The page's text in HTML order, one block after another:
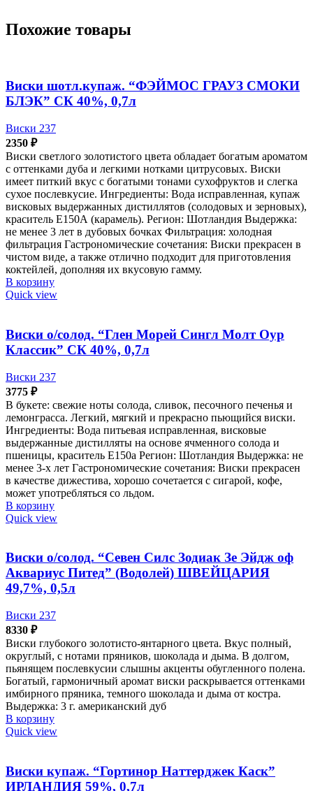
Похожие товары
Виски шотл.купаж. “ФЭЙМОС ГРАУЗ СМОКИ
БЛЭК” СК 40%, 0,7л
Виски 237
2350 ₽
Виски светлого золотистого цвета обладает богатым ароматом
с оттенками дуба и легкими нотками цитрусовых. Виски
имеет питкий вкус с богатыми тонами сухофруктов и слегка
сухое послевкусие. Ингредиенты: Вода исправленная, купаж
висковых выдержанных дистиллятов (солодовых и зерновых),
краситель Е150А (карамель). Регион: Шотландия Выдержка:
не менее 3 лет в дубовых бочках Фильтрация: холодная
фильтрация Гастрономические сочетания: Виски прекрасен в
чистом виде, а также отлично подходит для приготовления
коктейлей, дополняя их вкусовую гамму.
В корзину
Quick view
Виски о/солод. “Глен Морей Сингл Молт Оур
Классик” СК 40%, 0,7л
Виски 237
3775 ₽
В букете: свежие ноты солода, сливок, песочного печенья и
лемонграсса. Легкий, мягкий и прекрасно пьющийся виски.
Ингредиенты: Вода питьевая исправленная, висковые
выдержанные дистилляты на основе ячменного солода и
пшеницы, краситель Е150а Регион: Шотландия Выдержка: не
менее 3-х лет Гастрономические сочетания: Виски прекрасен
в качестве дижестива, хорошо сочетается с сигарой, кофе,
может употребляться со льдом.
В корзину
Quick view
Виски о/солод. “Севен Силс Зодиак Зе Эйдж оф
Аквариус Питед” (Водолей) ШВЕЙЦАРИЯ
49,7%, 0,5л
Виски 237
8330 ₽
Виски глубокого золотисто-янтарного цвета. Вкус полный,
округлый, с нотами пряников, шоколада и дыма. В долгом,
пьянящем послевкусии слышны акценты обугленного полена.
Богатый, гармоничный аромат виски раскрывается оттенками
имбирного пряника, темного шоколада и дыма от костра.
Выдержка: 3 г. американский дуб
В корзину
Quick view
Виски купаж. “Гортинор Наттерджек Каск”
ИРЛАНДИЯ 59%, 0,7л